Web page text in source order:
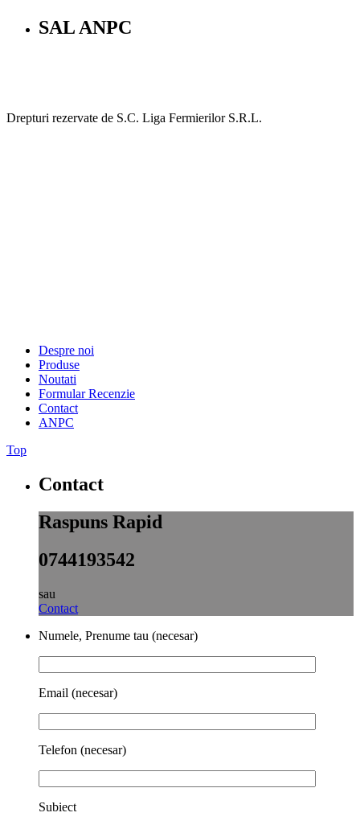
SAL ANPC
Drepturi rezervate de S.C. Liga Fermierilor S.R.L.
Despre noi
Produse
Noutati
Formular Recenzie
Contact
ANPC
Top
Contact
Raspuns Rapid
0744193542
sau
Contact
Numele, Prenume tau (necesar)
Email (necesar)
Telefon (necesar)
Subiect